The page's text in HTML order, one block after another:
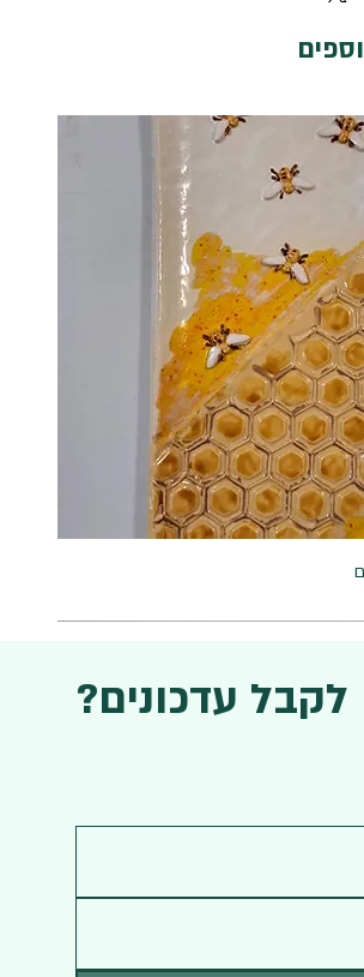
לקבל עדכונים?